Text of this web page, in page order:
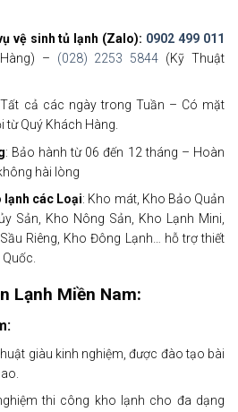
vệ sinh tủ lạnh (Zalo): 0902 499 011
– (028) 2253 5844 (Kỹ Thuật
cả các ngày trong Tuần – Có mặt
từ Quý Khách Hàng.
: Bảo hành từ 06 đến 12 tháng – Hoàn
hài lòng
lạnh các Loại: Kho mát, Kho Bảo Quản
Sản, Kho Nông Sản, Kho Lạnh Mini,
Riêng, Kho Đông Lạnh… hỗ trợ thiết
Lạnh Miền Nam:
giàu kinh nghiệm, được đào tạo bài
thi công kho lạnh cho đa dạng